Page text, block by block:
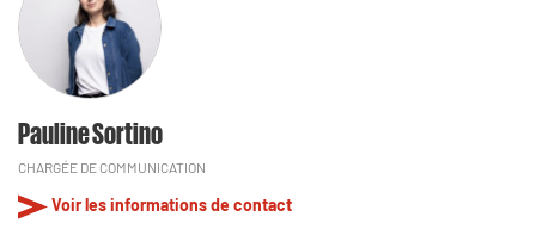
Pauline Sortino
CHARGÉE DE COMMUNICATION
Voir les informations de contact